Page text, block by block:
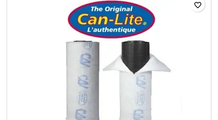
favorite_border